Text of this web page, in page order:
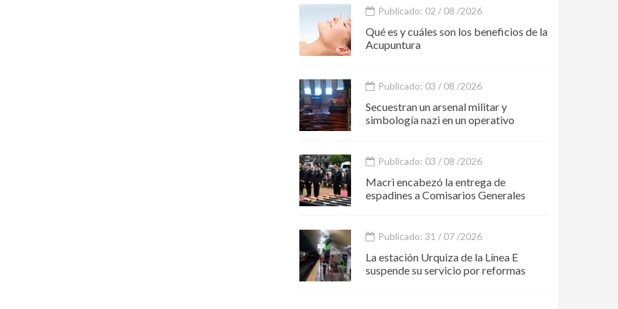
Publicado: 02 / 08 /2026
Qué es y cuáles son los beneficios de la
Acupuntura
Publicado: 03 / 08 /2026
Secuestran un arsenal militar y
simbología nazi en un operativo
Publicado: 03 / 08 /2026
Macri encabezó la entrega de
espadines a Comisarios Generales
Publicado: 31 / 07 /2026
La estación Urquiza de la Línea E
suspende su servicio por reformas